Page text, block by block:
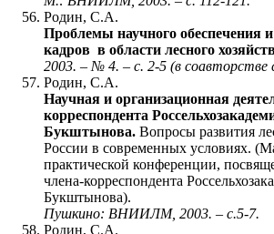
Родин, С.А.
Проблемы научного обеспечения
кадров в области лесного
2003. – № 4. – с. 2-5 (в
Родин, С.А.
Научная и организационная
корреспондента
Букштынова. Вопросы развития
России в современных условиях.
практической конференции,
члена-корреспондента
Букштынова).
Пушкино: ВНИИЛМ, 2003. – с.5-7.
Родин, С.А.